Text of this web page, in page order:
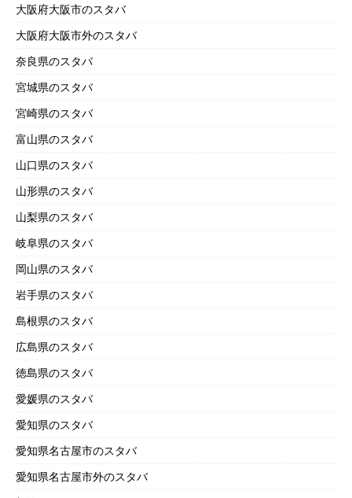
大阪府大阪市のスタバ
大阪府大阪市外のスタバ
奈良県のスタバ
宮城県のスタバ
宮崎県のスタバ
富山県のスタバ
山口県のスタバ
山形県のスタバ
山梨県のスタバ
岐阜県のスタバ
岡山県のスタバ
岩手県のスタバ
島根県のスタバ
広島県のスタバ
徳島県のスタバ
愛媛県のスタバ
愛知県のスタバ
愛知県名古屋市のスタバ
愛知県名古屋市外のスタバ